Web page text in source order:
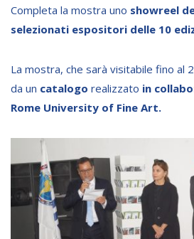
Completa la mostra uno showreel
selezionati espositori delle 10
La mostra, che sarà visitabile fino al
da un catalogo realizzato in
Rome University of Fine Art.